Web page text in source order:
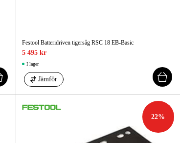
Festool Batteridriven tigersåg RSC 18 EB-Basic
5 495 kr
I lager
Jämför
22%